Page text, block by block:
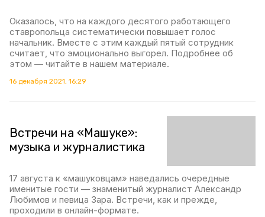
Оказалось, что на каждого десятого работающего
ставропольца систематически повышает голос
начальник. Вместе с этим каждый пятый сотрудник
считает, что эмоционально выгорел. Подробнее об
этом — читайте в нашем материале.
16 декабря 2021, 16:29
Встречи на «Машуке»:
музыка и журналистика
17 августа к «машуковцам» наведались очередные
именитые гости — знаменитый журналист Александр
Любимов и певица Зара. Встречи, как и прежде,
проходили в онлайн-формате.